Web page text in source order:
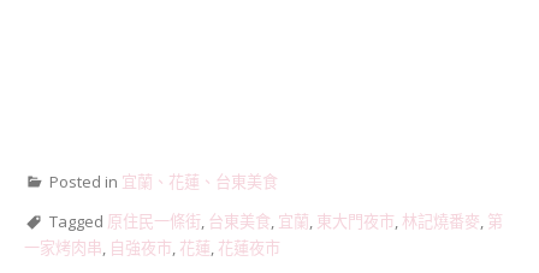
Posted in 宜蘭、花蓮、台東美食
Tagged 原住民一條街, 台東美食, 宜蘭, 東大門夜市, 林記燒番麥, 第
一家烤肉串, 自強夜市, 花蓮, 花蓮夜市